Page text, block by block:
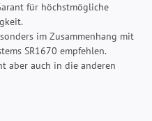
für höchstmögliche
im Zusammenhang mit
SR1670 empfehlen.
aber auch in die anderen